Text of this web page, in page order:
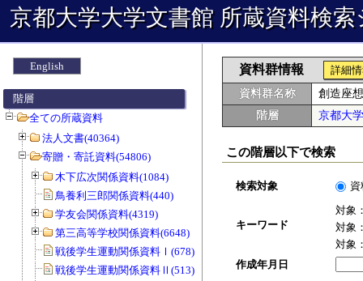
京都大学大学文書館 所蔵資料検
English
階層
全ての所蔵資料
法人文書(40364)
寄贈・寄託資料(54806)
木下広次関係資料(1084)
鳥養利三郎関係資料(440)
学友会関係資料(4319)
第三高等学校関係資料(6648)
戦後学生運動関係資料Ⅰ(678)
戦後学生運動関係資料Ⅱ(513)
資料群情報
詳細
資料群名称
創造座
階層
京都大
この階層以下で検索
検索対象 資
キーワード
対象
対象
対象
作成年月日